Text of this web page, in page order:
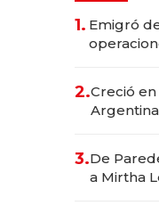
1. Emigró
2.Creció
las
3.De
a Mirtha